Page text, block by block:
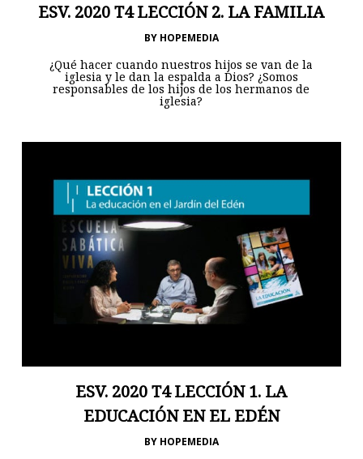
ESV. 2020 T4 LECCIÓN 2. LA FAMILIA
BY HOPEMEDIA
¿Qué hacer cuando nuestros hijos se van de la
iglesia y le dan la espalda a Dios? ¿Somos
responsables de los hijos de los hermanos de
iglesia?
ESV. 2020 T4 LECCIÓN 1. LA
EDUCACIÓN EN EL EDÉN
BY HOPEMEDIA